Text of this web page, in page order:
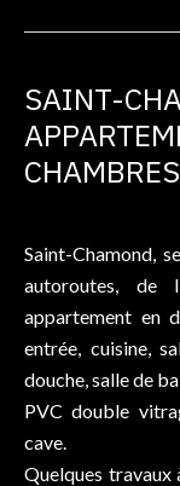
SAINT-
CHAMBRES
Saint-Chamond,
autoroutes, de
appartement en
entrée, cuisine,
douche, salle de
PVC double
cave.
Quelques